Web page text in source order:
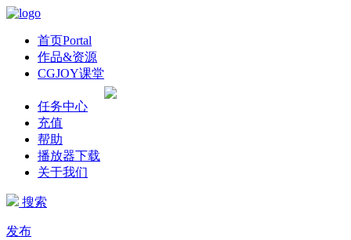
首页Portal
作品&资源
CGJOY课堂
任务中心
充值
帮助
播放器下载
关于我们
搜索
发布